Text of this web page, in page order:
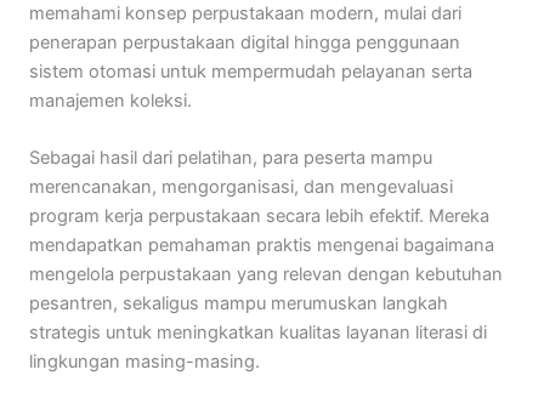
memahami konsep perpustakaan modern, mulai dari
penerapan perpustakaan digital hingga penggunaan
sistem otomasi untuk mempermudah pelayanan serta
manajemen koleksi.
Sebagai hasil dari pelatihan, para peserta mampu
merencanakan, mengorganisasi, dan mengevaluasi
program kerja perpustakaan secara lebih efektif. Mereka
mendapatkan pemahaman praktis mengenai bagaimana
mengelola perpustakaan yang relevan dengan kebutuhan
pesantren, sekaligus mampu merumuskan langkah
strategis untuk meningkatkan kualitas layanan literasi di
lingkungan masing-masing.